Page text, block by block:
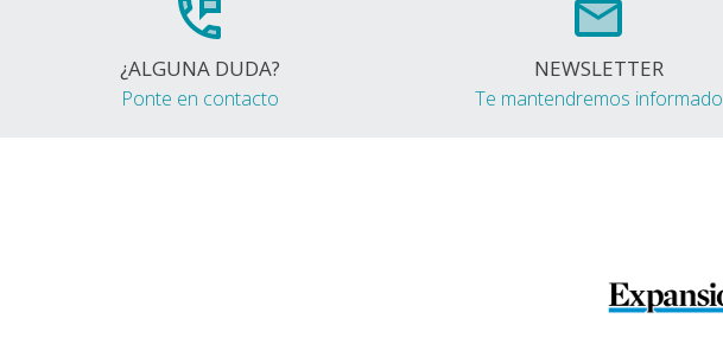
¿ALGUNA DUDA?
Ponte en contacto
NEWSLETTER
Te mantendremos informado